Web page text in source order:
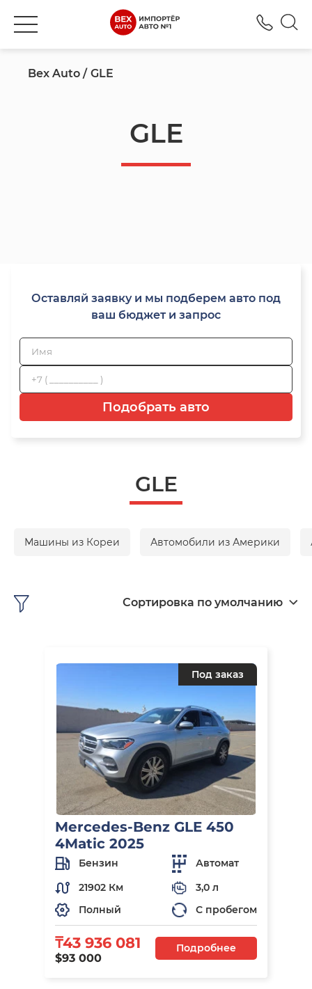
Bex Auto GLE
GLE
Оставляй заявку и мы подберем авто под
ваш бюджет и запрос
Подобрать авто
GLE
Машины из Кореи Автомобили из Америки
Сортировка по умолчанию
Под заказ
Mercedes-Benz GLE 450
4Matic 2025
Бензин
Автомат
21902 Км
3,0 л
Полный
С пробегом
₸43 936 081
$93 000
Подробнее